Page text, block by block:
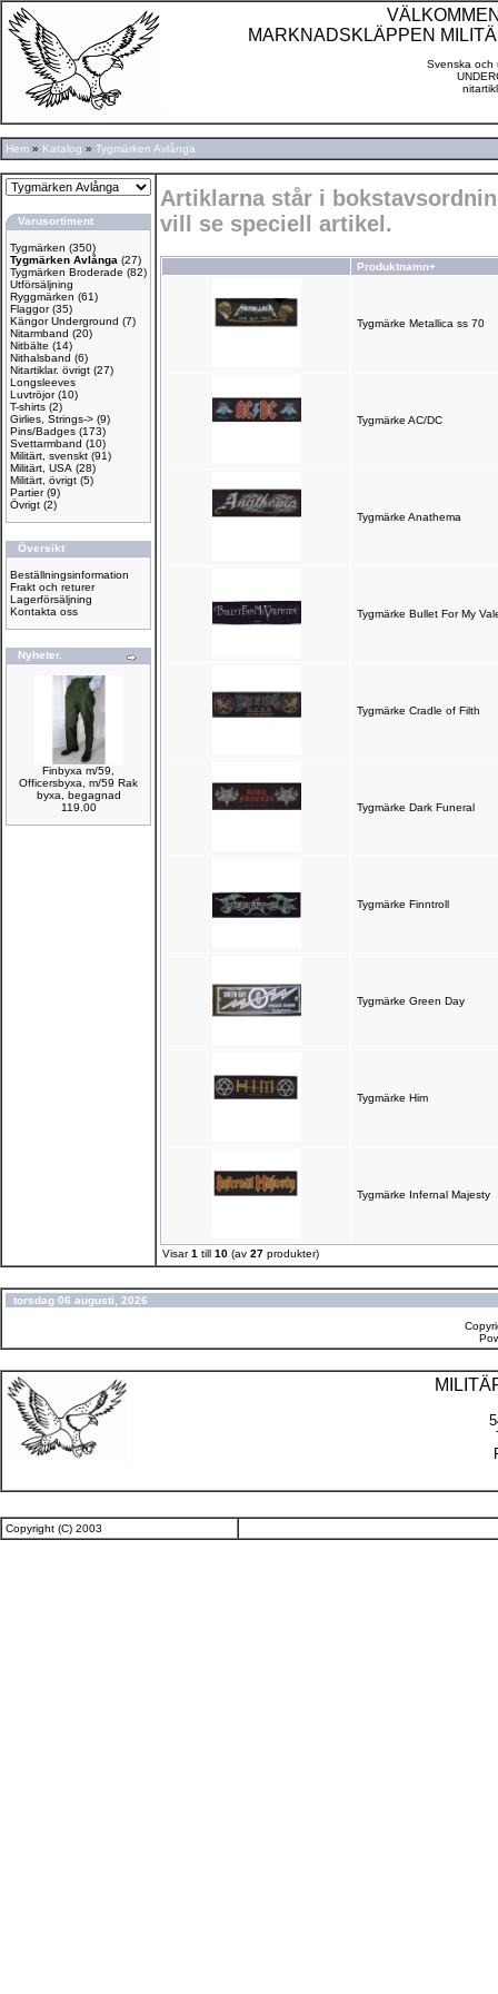
MARKNADSKLÄPPEN
Svenska och
Hem » Katalog » Tygmärken Avlånga
Varusortiment
Tygmärken (350)
Tygmärken Avlånga (27)
Tygmärken Broderade (82)
Utförsäljning
Ryggmärken (61)
Flaggor(35)
Kängor Underground (7)
Nitarmband (20)
Nitbälte (14)
Nithalsband (6)
Nitartiklar. övrigt (27)
Longsleeves
Luvtröjor(10)
T-shirts (2)
Girlies, Strings-> (9)
Pins/Badges (173)
Svettarmband (10)
Militärt, svenskt (91)
Militärt, USA (28)
Militärt, övrigt (5)
Partier(9)
Övrigt (2)
Översikt
Beställningsinformation
Frakt och returer
Lagerförsäljning
Kontakta oss
Nyheter.
Finbyxa m/59,
Officersbyxa, m/59 Rak
byxa, begagnad
119.00
Artiklarna står i
vill se speciell artikel.
Produktnamn+
Tygmärke Metallica ss 70
Tygmärke AC/DC
Tygmärke Anathema
Tygmärke Bullet For My
Tygmärke Cradle of Filth
Tygmärke Dark Funeral
Tygmärke Finntroll
Tygmärke Green Day
Tygmärke Him
Tygmärke Infernal Majesty
Visar1 till 10 (av 27 produkter)
torsdag 06 augusti, 2026
Copyright (C) 2003